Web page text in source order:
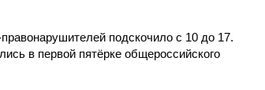
подскочило с 10 до 17.
в первой пятёрке общероссийского